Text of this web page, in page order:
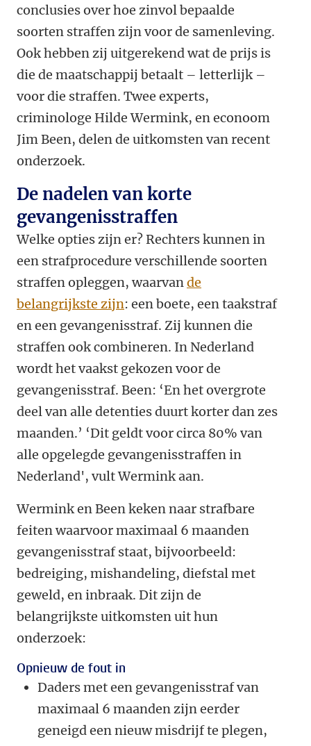
conclusies over hoe zinvol bepaalde
soorten straffen zijn voor de samenleving.
Ook hebben zij uitgerekend wat de prijs is
die de maatschappij betaalt – letterlijk –
voor die straffen. Twee experts,
criminologe Hilde Wermink, en econoom
Jim Been, delen de uitkomsten van recent
onderzoek.
De nadelen van korte
gevangenisstraffen
Welke opties zijn er? Rechters kunnen in
een strafprocedure verschillende soorten
straffen opleggen, waarvande
belangrijkste zijn: een boete, een taakstraf
en een gevangenisstraf. Zij kunnen die
straffen ook combineren. In Nederland
wordt het vaakst gekozen voor de
gevangenisstraf. Been: ‘En het overgrote
deel van alle detenties duurt korter dan zes
maanden.’ ‘Dit geldt voor circa 80% van
alle opgelegde gevangenisstraffen in
Nederland', vult Wermink aan.
Wermink en Been keken naar strafbare
feiten waarvoor maximaal 6 maanden
gevangenisstraf staat, bijvoorbeeld:
bedreiging, mishandeling, diefstal met
geweld, en inbraak. Dit zijn de
belangrijkste uitkomsten uit hun
onderzoek:
Opnieuw de fout in
Daders met een gevangenisstraf van
maximaal 6 maanden zijn eerder
geneigd een nieuw misdrijf te plegen,